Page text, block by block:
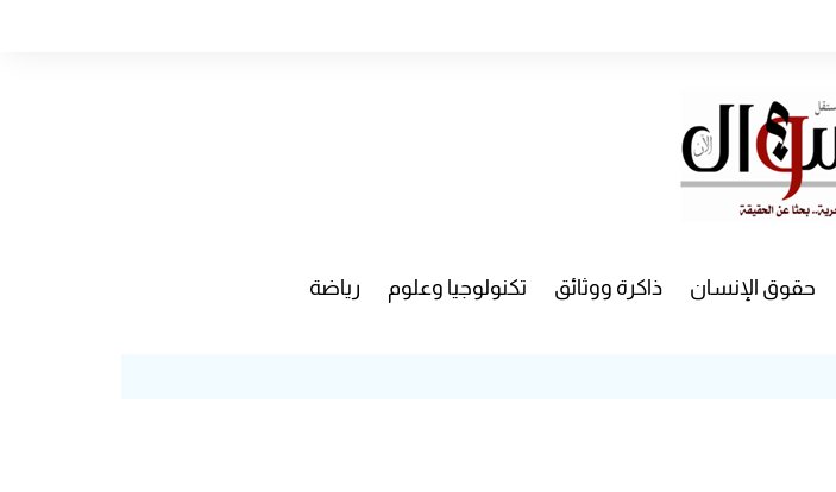
حقوق الإنسان ذاكرة ووثائق تكنولوجيا وعلوم رياضة